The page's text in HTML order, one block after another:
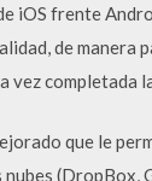
iOS frente
de manera
vez completada
que le